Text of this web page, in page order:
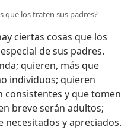
que los traten sus padres?
ciertas cosas que los
de sus padres.
quieren, más que
individuos; quieren
consistentes y que tomen
breve serán adultos;
y apreciados.